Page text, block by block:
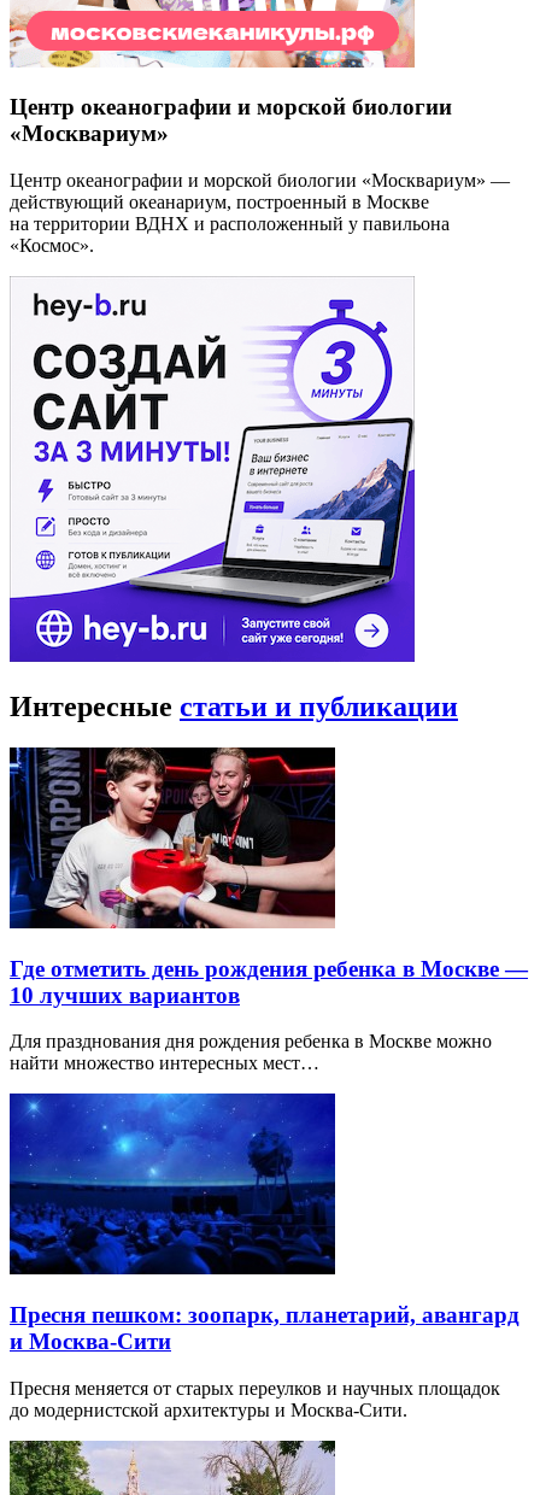
Центр океанографии и морской биологии
«Москвариум»
Центр океанографии и морской биологии «Москвариум» —
действующий океанариум, построенный в Москве
на территории ВДНХ и расположенный у павильона
«Космос».
Интересные статьи и публикации
Где отметить день рождения ребенка в Москве —
10 лучших вариантов
Для празднования дня рождения ребенка в Москве можно
найти множество интересных мест…
Пресня пешком: зоопарк, планетарий, авангард
и Москва-Сити
Пресня меняется от старых переулков и научных площадок
до модернистской архитектуры и Москва-Сити.